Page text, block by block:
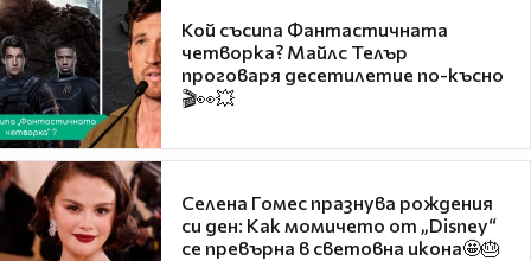
Кой съсипа Фантастичната
четворка? Майлс Телър
проговаря десетилетие по-късно
🎬👀💥
Селена Гомес празнува рождения
си ден: Как момичето от „Disney“
се превърна в световна икона🤩🎂